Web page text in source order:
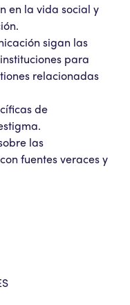
en la vida social y
sigan las
para
relacionadas
de
las
fuentes veraces y